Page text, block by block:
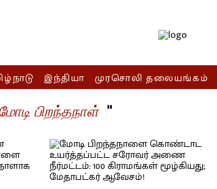
இந்தியா முரசொலி தலையங்கம்
பிறந்தநாள் "